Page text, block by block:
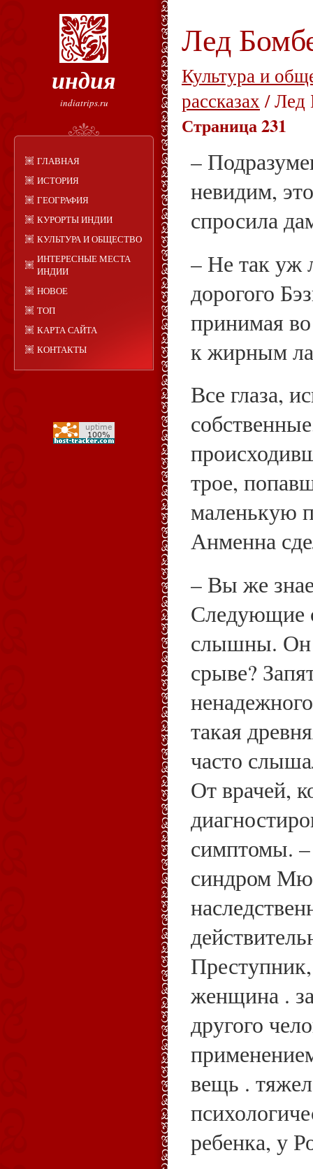
индия
indiatrips.ru
ГЛАВНАЯ
ИСТОРИЯ
ГЕОГРАФИЯ
КУРОРТЫ ИНДИИ
КУЛЬТУРА И ОБЩЕСТВО
ИНТЕРЕСНЫЕ МЕСТА
ИНДИИ
НОВОЕ
ТОП
КАРТА САЙТА
КОНТАКТЫ
Лед
Культура и
рассказах/ Лед
Страница 231
–
невидим,
спросила
– Не так уж
дорогого
принимая
к жирным
Все глаза,
трое,
маленькую
Анменна
– Вы же
Следующие
слышны. Он
срыве?
такая
часто
От врачей,
симптомы.
синдром
женщина .
другого
вещь .
ребенка, у